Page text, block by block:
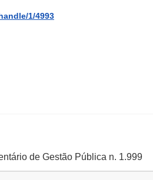
1/4993
de Gestão Pública n. 1.999